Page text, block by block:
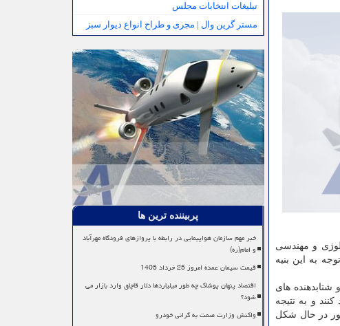
و مهندسی
به این بنیه
های
و به نتیجه
در حال شکل
تبلیغات انتخابات مجلس
مستر گرین وال | مجری و طراح انواع دیوار سبز
پربیننده ترین ها
خبر مهم سازمان هواپیمایی در رابطه با پروازهای فرودگاه مهرآباد
و امام(ره)
قیمت سیمان عمده امروز 25 خرداد 1405
اقتصاد پنهان پوشاک چه طور میلیاردها دلار قاچاق وارد بازار می
شود؟
واکنش وزارت صمت به گرانی خودرو